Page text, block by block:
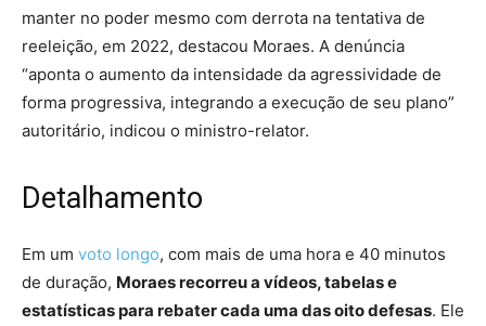
manter no poder mesmo com derrota na tentativa de
reeleição, em 2022, destacou Moraes. A denúncia
“aponta o aumento da intensidade da agressividade de
forma progressiva, integrando a execução de seu plano”
autoritário, indicou o ministro-relator.
Detalhamento
Em um voto longo, com mais de uma hora e 40 minutos
de duração, Moraes recorreu a vídeos, tabelas e
estatísticas para rebater cada uma das oito defesas. Ele